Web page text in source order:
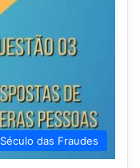
Século das Fraudes